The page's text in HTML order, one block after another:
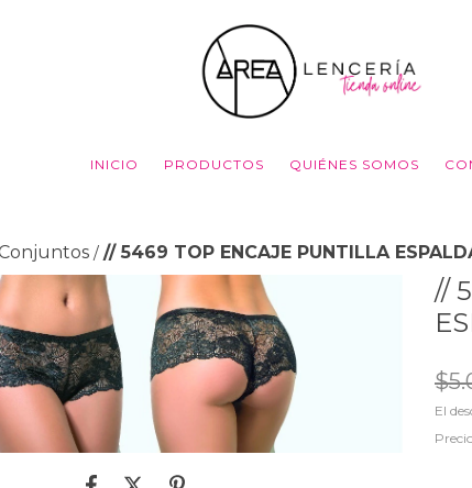
INICIO PRODUCTOS QUIÉNES SOMOS
/ // 5469 TOP ENCAJE PUNTILLA
//
El